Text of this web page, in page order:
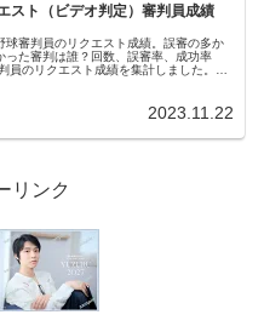
スト（ビデオ判定）審判員成績
球審判員のリクエスト成績。誤審の多か
った審判は誰？回数、誤審率、成功率
員のリクエスト成績を集計しました。厳
2023.11.22
リンク